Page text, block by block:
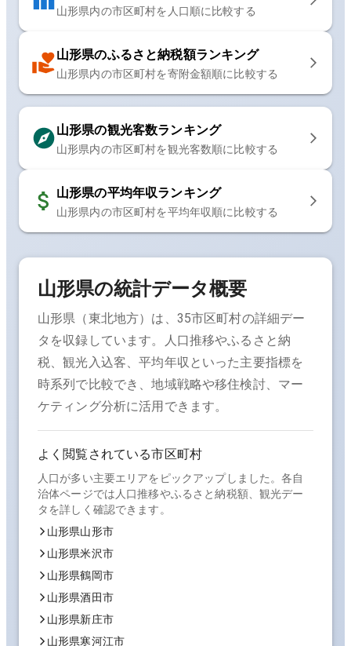
山形県内の市区町村を人口順に比較する
山形県のふるさと納税額ランキング
山形県内の市区町村を寄附金額順に比較する
山形県の観光客数ランキング
山形県内の市区町村を観光客数順に比較する
山形県の平均年収ランキング
山形県内の市区町村を平均年収順に比較する
山形県の統計データ概要
山形県 （東北地方）は、 35市区町村の詳細デー
タを収録しています。人口推移やふるさと納
税、観光入込客、平均年収といった主要指標を
時系列で比較でき、地域戦略や移住検討、マー
ケティング分析に活用できます。
よく閲覧されている市区町村
人口が多い主要エリアをピックアップしました。各自
治体ページでは人口推移やふるさと納税額、観光デー
タを詳しく確認できます。
山形県山形市
山形県米沢市
山形県鶴岡市
山形県酒田市
山形県新庄市
山形県寒河江市